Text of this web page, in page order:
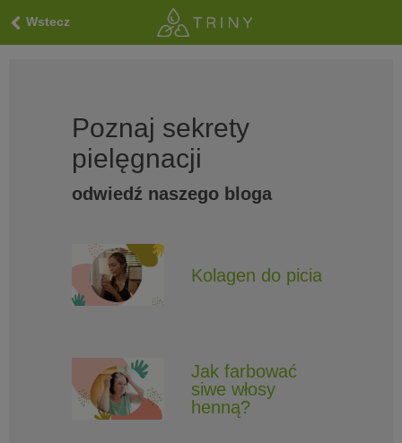
Wstecz
Poznaj sekrety
pielęgnacji
odwiedź naszego bloga
Kolagen do picia
Jak farbować
siwe włosy
henną?